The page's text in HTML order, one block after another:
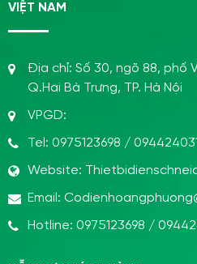
VIỆT NAM
Địa chỉ: Số 30, ngõ 88, phố
Q.Hai Bà Trưng, TP. Hà Nội
VPGD:
Tel: 0975123698 /
Website:
Email:
Hotline: 0975123698 /